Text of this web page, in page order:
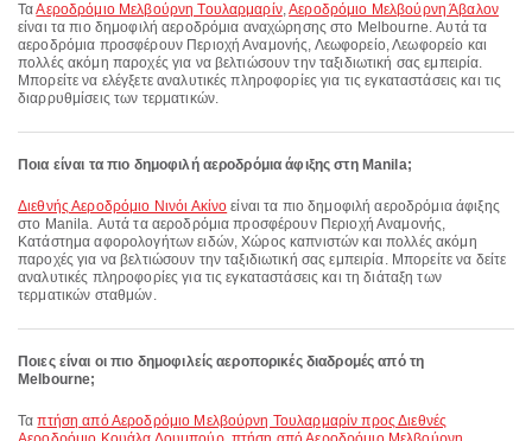
ΤαΑεροδρόμιο Μελβούρνη Τουλαρμαρίν,Αεροδρόμιο Μελβούρνη Άβαλον
είναι τα πιο δημοφιλή αεροδρόμια αναχώρησης στο Melbourne. Αυτά τα
αεροδρόμια προσφέρουν Περιοχή Αναμονής, Λεωφορείο, Λεωφορείο και
πολλές ακόμη παροχές για να βελτιώσουν την ταξιδιωτική σας εμπειρία.
Μπορείτε να ελέγξετε αναλυτικές πληροφορίες για τις εγκαταστάσεις και τις
διαρρυθμίσεις των τερματικών.
Ποια είναι τα πιο δημοφιλή αεροδρόμια άφιξης στη Manila;
Διεθνής Αεροδρόμιο Νινόι Ακίνο είναι τα πιο δημοφιλή αεροδρόμια άφιξης
στο Manila. Αυτά τα αεροδρόμια προσφέρουν Περιοχή Αναμονής,
Κατάστημα αφορολογήτων ειδών, Χώρος καπνιστών και πολλές ακόμη
παροχές για να βελτιώσουν την ταξιδιωτική σας εμπειρία. Μπορείτε να δείτε
αναλυτικές πληροφορίες για τις εγκαταστάσεις και τη διάταξη των
τερματικών σταθμών.
Ποιες είναι οι πιο δημοφιλείς αεροπορικές διαδρομές από τη
Melbourne;
Ταπτήση από Αεροδρόμιο Μελβούρνη Τουλαρμαρίν προς Διεθνές